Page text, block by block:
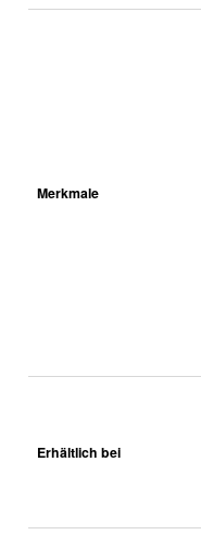
Merkmale
Erhältlich bei